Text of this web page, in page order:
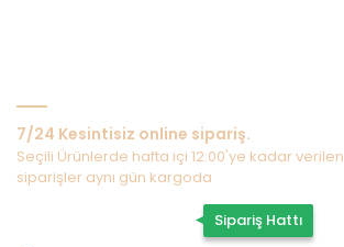
7/24 Kesintisiz online sipariş.
Seçili Ürünlerde hafta içi 12:00'ye kadar verilen
siparişler aynı gün kargoda
Sipariş Hattı